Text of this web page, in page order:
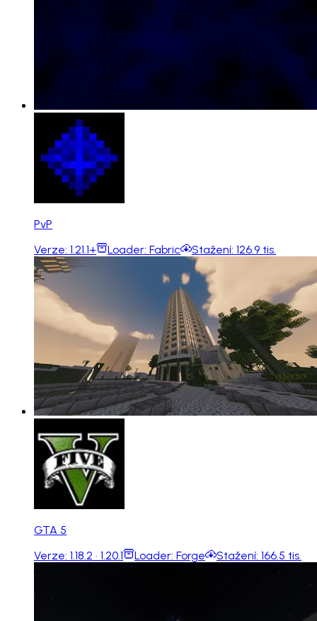
PvP
Verze: 1.21.1+ Loader: Fabric Stažení: 126.9 tis.
GTA 5
Verze: 1.18.2 · 1.20.1 Loader: Forge Stažení: 166.5 tis.